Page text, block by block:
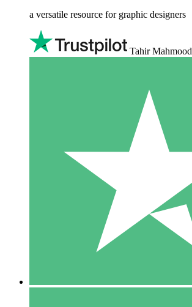
a versatile resource for graphic designers
Tahir Mahmood